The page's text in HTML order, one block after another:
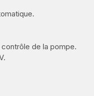
de la pompe.